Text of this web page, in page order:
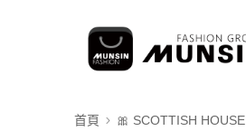
首頁 🎀 SCOTTISH HOUSE